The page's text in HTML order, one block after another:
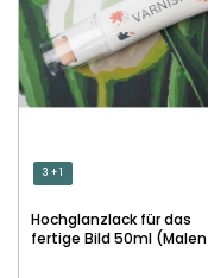
3 + 1
Hochglanzlack für das
fertige Bild 50ml (Malen